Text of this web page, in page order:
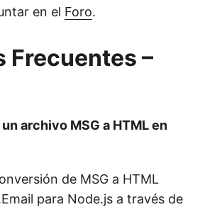
en el Foro.
Frecuentes –
archivo MSG a HTML en
de MSG a HTML
para Node.js a través de